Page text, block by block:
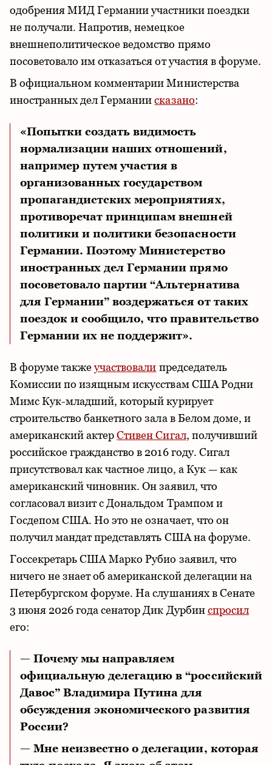
одобрения МИД Германии участники поездки
не получали. Напротив, немецкое
внешнеполитическое ведомство прямо
посоветовало им отказаться от участия в форуме.
В официальном комментарии Министерства
иностранных дел Германиисказано:
«Попытки создать видимость
нормализации наших отношений,
например путем участия в
организованных государством
пропагандистских мероприятиях,
противоречат принципам внешней
политики и политики безопасности
Германии. Поэтому Министерство
иностранных дел Германии прямо
посоветовало партии “Альтернатива
для Германии” воздержаться от таких
поездок и сообщило, что правительство
Германии их не поддержит».
В форуме такжеучаствовали председатель
Комиссии по изящным искусствам США Родни
Мимс Кук-младший, который курирует
строительство банкетного зала в Белом доме, и
американский актерСтивен Сигал, получивший
российское гражданство в 2016 году. Сигал
присутствовал как частное лицо, а Кук — как
американский чиновник. Он заявил, что
согласовал визит с Дональдом Трампом и
Госдепом США. Но это не означает, что он
получил мандат представлять США на форуме.
Госсекретарь США Марко Рубио заявил, что
ничего не знает об американской делегации на
Петербургском форуме. На слушаниях в Сенате
3 июня 2026 года сенатор Дик Дурбинспросил
его:
— Почему мы направляем
официальную делегацию в “российский
Давос” Владимира Путина для
обсуждения экономического развития
России?
— Мне неизвестно о делегации, которая